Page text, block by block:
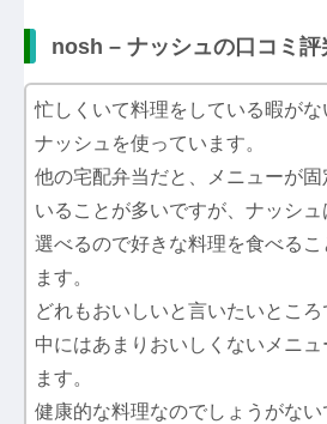
nosh – ナッシュの口コミ評
忙しくいて料理をしている暇がな
ナッシュを使っています。
他の宅配弁当だと、メニューが固
いることが多いですが、ナッシ
選べるので好きな料理を食べるこ
ます。
どれもおいしいと言いたいところ
中にはあまりおいしくないメニュ
ます。
健康的な料理なのでしょうがない